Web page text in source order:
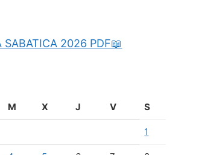
SABATICA 2026 PDF📖
M X J V S
1